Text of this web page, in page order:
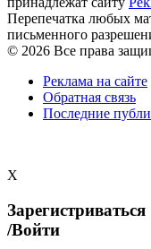
Перепечатка любых
письменного
© 2026 Все права
Реклама на сайте
Обратная связь
Последние
X
Зарегистриваться
/Войти